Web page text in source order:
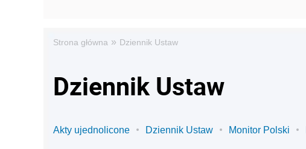
Strona główna » Dziennik Ustaw
Dziennik Ustaw
Akty ujednolicone Dziennik Ustaw Monitor Polski